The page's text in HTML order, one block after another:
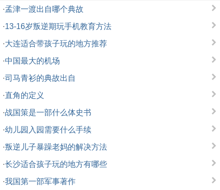
·孟津一渡出自哪个典故
·13-16岁叛逆期玩手机教育方法
·大连适合带孩子玩的地方推荐
·中国最大的机场
·司马青衫的典故出自
·直角的定义
·战国策是一部什么体史书
·幼儿园入园需要什么手续
·叛逆儿子暴躁老妈的解决方法
·长沙适合孩子玩的地方有哪些
·我国第一部军事著作